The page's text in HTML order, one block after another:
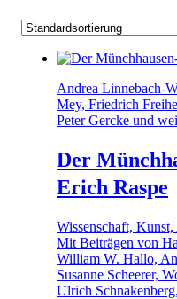
Andrea Linnebach-
Mey, Friedrich
Peter Gercke und
Der
Erich Raspe
Wissenschaft,
Mit Beiträgen von
William W. Hallo,
Susanne Scheerer,
Ulrich